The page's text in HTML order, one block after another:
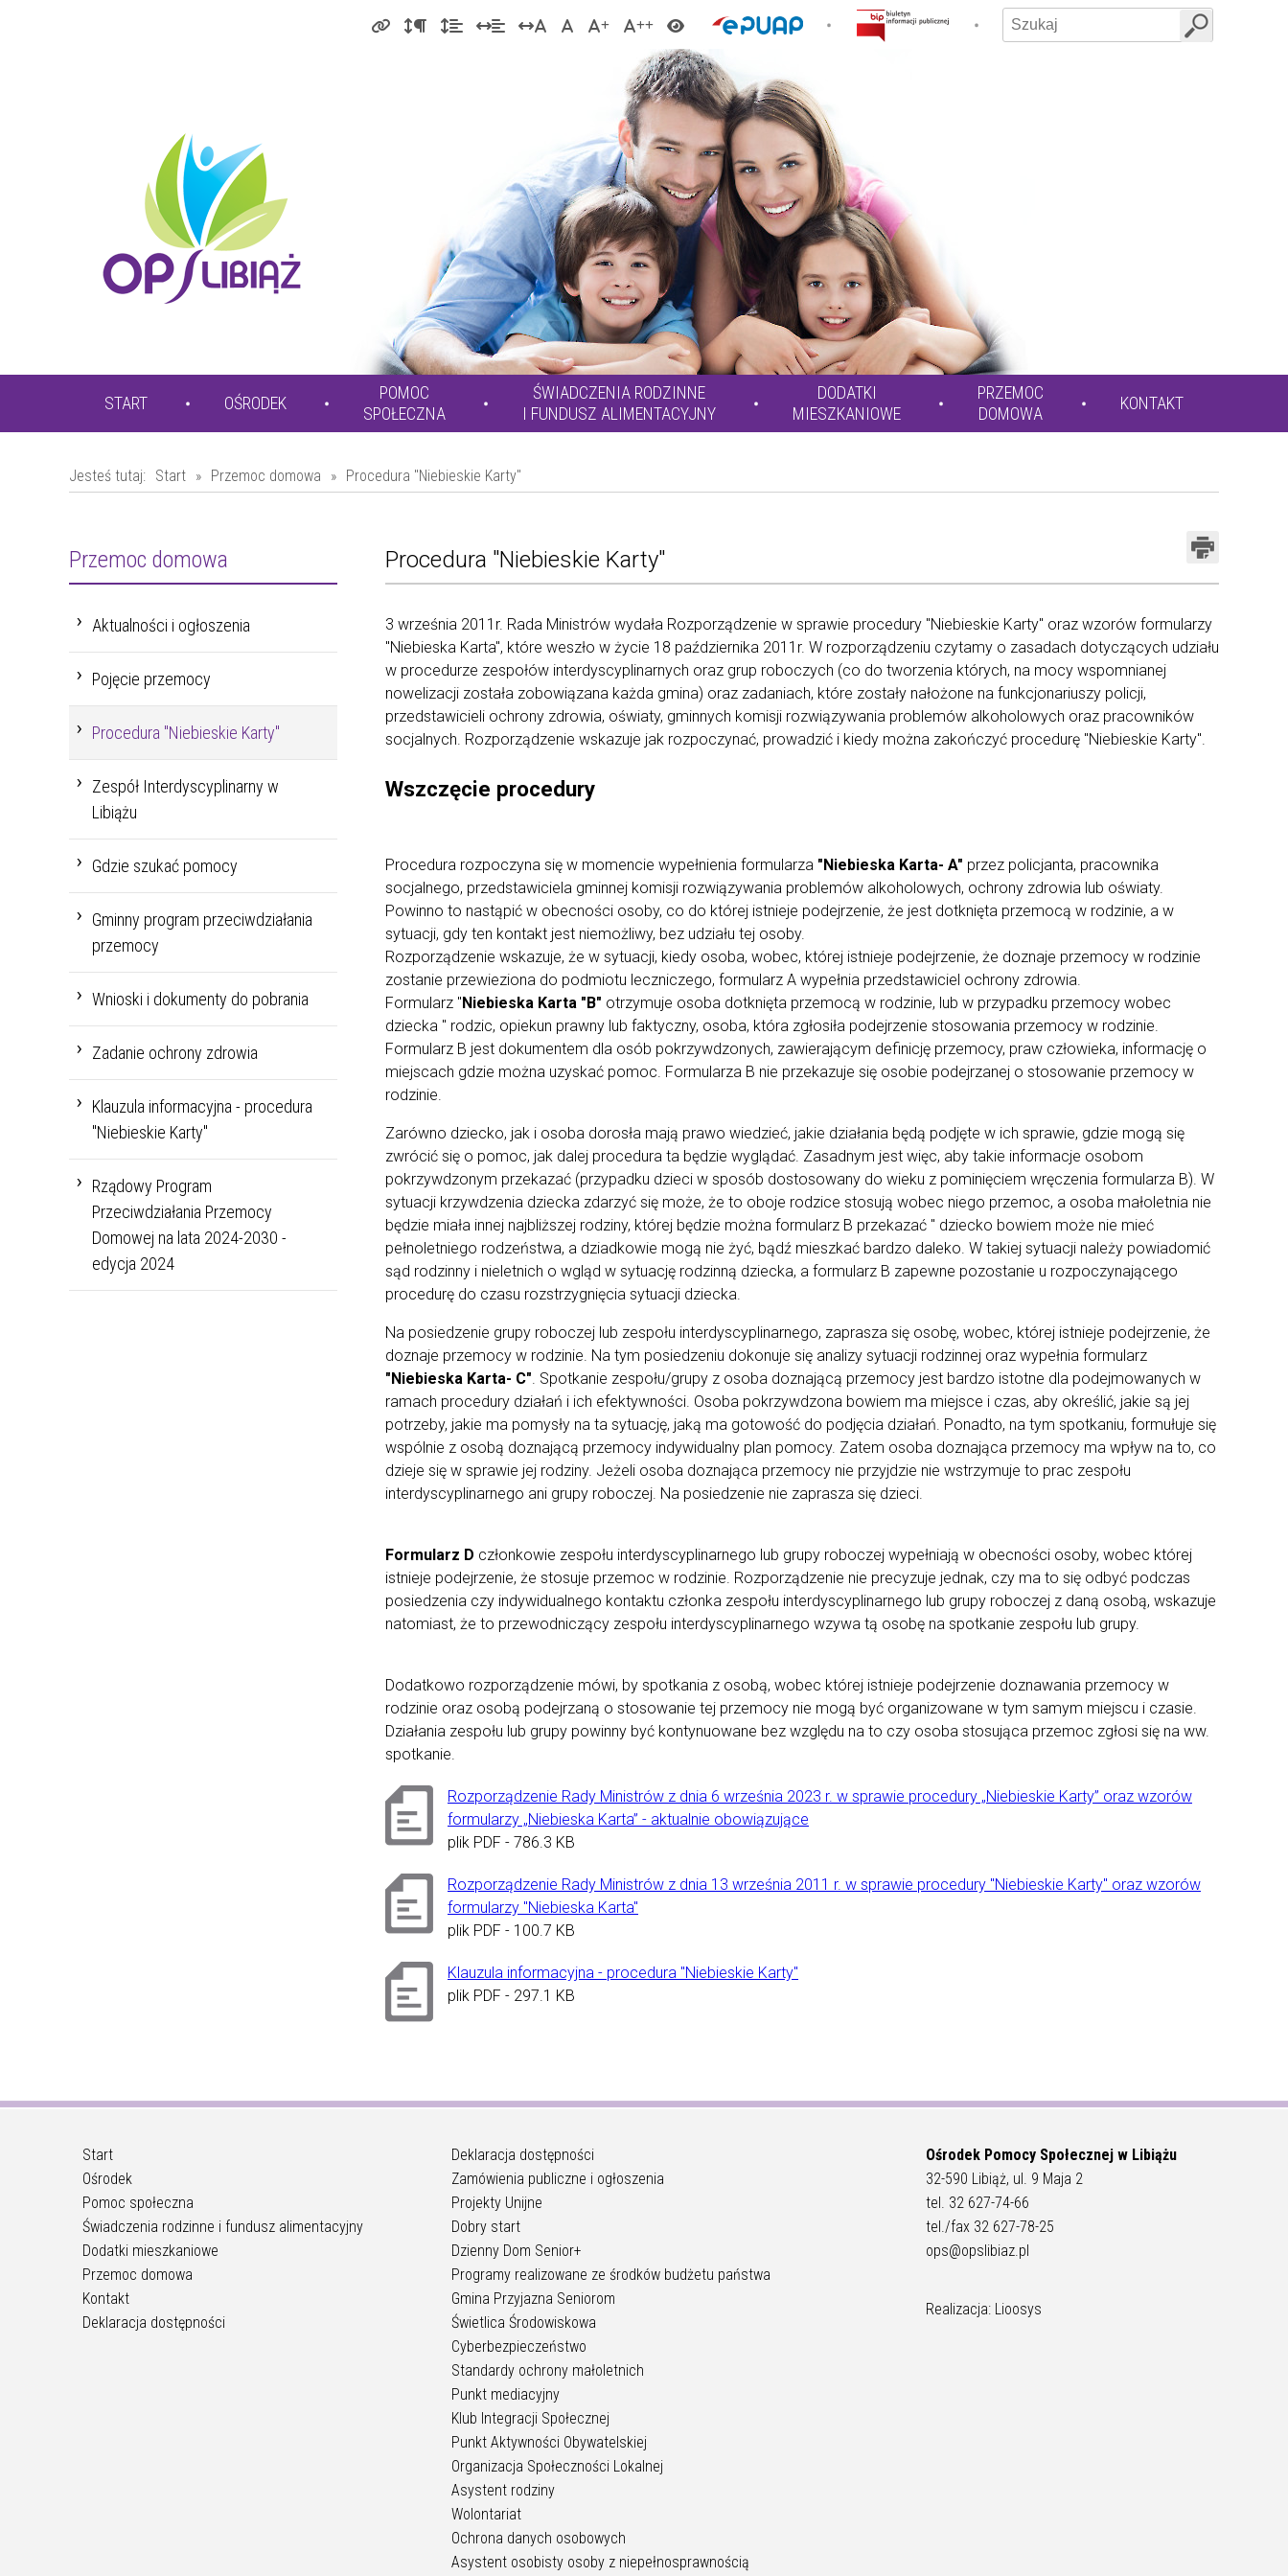
START OŚRODEK
POMOC
SPOŁECZNA
ŚWIADCZENIA RODZINNE
I FUNDUSZ ALIMENTACYJNY
DODATKI
MIESZKANIOWE
PRZEMOC
DOMOWA
KONTAKT
Jesteś tutaj: Start » Przemoc domowa » Procedura "Niebieskie Karty"
Przemoc domowa
Aktualności i ogłoszenia
Pojęcie przemocy
Procedura "Niebieskie Karty"
Zespół Interdyscyplinarny w
Libiążu
Gdzie szukać pomocy
Gminny program przeciwdziałania
przemocy
Wnioski i dokumenty do pobrania
Zadanie ochrony zdrowia
Klauzula informacyjna - procedura
"Niebieskie Karty"
Rządowy Program
Przeciwdziałania Przemocy
Domowej na lata 2024-2030 -
edycja 2024
Procedura "Niebieskie Karty"
3 września 2011r. Rada Ministrów wydała Rozporządzenie w sprawie procedury "Niebieskie Karty" oraz wzorów formularzy
"Niebieska Karta", które weszło w życie 18 października 2011r. W rozporządzeniu czytamy o zasadach dotyczących udziału
w procedurze zespołów interdyscyplinarnych oraz grup roboczych (co do tworzenia których, na mocy wspomnianej
nowelizacji została zobowiązana każda gmina) oraz zadaniach, które zostały nałożone na funkcjonariuszy policji,
przedstawicieli ochrony zdrowia, oświaty, gminnych komisji rozwiązywania problemów alkoholowych oraz pracowników
socjalnych. Rozporządzenie wskazuje jak rozpoczynać, prowadzić i kiedy można zakończyć procedurę "Niebieskie Karty".
Wszczęcie procedury
Procedura rozpoczyna się w momencie wypełnienia formularza "Niebieska Karta- A" przez policjanta, pracownika
socjalnego, przedstawiciela gminnej komisji rozwiązywania problemów alkoholowych, ochrony zdrowia lub oświaty.
Powinno to nastąpić w obecności osoby, co do której istnieje podejrzenie, że jest dotknięta przemocą w rodzinie, a w
sytuacji, gdy ten kontakt jest niemożliwy, bez udziału tej osoby.
Rozporządzenie wskazuje, że w sytuacji, kiedy osoba, wobec, której istnieje podejrzenie, że doznaje przemocy w rodzinie
zostanie przewieziona do podmiotu leczniczego, formularz A wypełnia przedstawiciel ochrony zdrowia.
Formularz "Niebieska Karta "B" otrzymuje osoba dotknięta przemocą w rodzinie, lub w przypadku przemocy wobec
dziecka " rodzic, opiekun prawny lub faktyczny, osoba, która zgłosiła podejrzenie stosowania przemocy w rodzinie.
Formularz B jest dokumentem dla osób pokrzywdzonych, zawierającym definicję przemocy, praw człowieka, informację o
miejscach gdzie można uzyskać pomoc. Formularza B nie przekazuje się osobie podejrzanej o stosowanie przemocy w
rodzinie.
Zarówno dziecko, jak i osoba dorosła mają prawo wiedzieć, jakie działania będą podjęte w ich sprawie, gdzie mogą się
zwrócić się o pomoc, jak dalej procedura ta będzie wyglądać. Zasadnym jest więc, aby takie informacje osobom
pokrzywdzonym przekazać (przypadku dzieci w sposób dostosowany do wieku z pominięciem wręczenia formularza B). W
sytuacji krzywdzenia dziecka zdarzyć się może, że to oboje rodzice stosują wobec niego przemoc, a osoba małoletnia nie
będzie miała innej najbliższej rodziny, której będzie można formularz B przekazać " dziecko bowiem może nie mieć
pełnoletniego rodzeństwa, a dziadkowie mogą nie żyć, bądź mieszkać bardzo daleko. W takiej sytuacji należy powiadomić
sąd rodzinny i nieletnich o wgląd w sytuację rodzinną dziecka, a formularz B zapewne pozostanie u rozpoczynającego
procedurę do czasu rozstrzygnięcia sytuacji dziecka.
Na posiedzenie grupy roboczej lub zespołu interdyscyplinarnego, zaprasza się osobę, wobec, której istnieje podejrzenie, że
doznaje przemocy w rodzinie. Na tym posiedzeniu dokonuje się analizy sytuacji rodzinnej oraz wypełnia formularz
"Niebieska Karta- C" . Spotkanie zespołu/grupy z osoba doznającą przemocy jest bardzo istotne dla podejmowanych w
ramach procedury działań i ich efektywności. Osoba pokrzywdzona bowiem ma miejsce i czas, aby określić, jakie są jej
potrzeby, jakie ma pomysły na ta sytuację, jaką ma gotowość do podjęcia działań. Ponadto, na tym spotkaniu, formułuje się
wspólnie z osobą doznającą przemocy indywidualny plan pomocy. Zatem osoba doznająca przemocy ma wpływ na to, co
dzieje się w sprawie jej rodziny. Jeżeli osoba doznająca przemocy nie przyjdzie nie wstrzymuje to prac zespołu
interdyscyplinarnego ani grupy roboczej. Na posiedzenie nie zaprasza się dzieci.
Formularz D członkowie zespołu interdyscyplinarnego lub grupy roboczej wypełniają w obecności osoby, wobec której
istnieje podejrzenie, że stosuje przemoc w rodzinie. Rozporządzenie nie precyzuje jednak, czy ma to się odbyć podczas
posiedzenia czy indywidualnego kontaktu członka zespołu interdyscyplinarnego lub grupy roboczej z daną osobą, wskazuje
natomiast, że to przewodniczący zespołu interdyscyplinarnego wzywa tą osobę na spotkanie zespołu lub grupy.
Dodatkowo rozporządzenie mówi, by spotkania z osobą, wobec której istnieje podejrzenie doznawania przemocy w
rodzinie oraz osobą podejrzaną o stosowanie tej przemocy nie mogą być organizowane w tym samym miejscu i czasie.
Działania zespołu lub grupy powinny być kontynuowane bez względu na to czy osoba stosująca przemoc zgłosi się na ww.
spotkanie.
Rozporządzenie Rady Ministrów z dnia 6 września 2023 r. w sprawie procedury „Niebieskie Karty” oraz wzorów
formularzy „Niebieska Karta” - aktualnie obowiązujące
plik PDF - 786.3 KB
Rozporządzenie Rady Ministrów z dnia 13 września 2011 r. w sprawie procedury "Niebieskie Karty" oraz wzorów
formularzy "Niebieska Karta"
plik PDF - 100.7 KB
Klauzula informacyjna - procedura "Niebieskie Karty"
plik PDF - 297.1 KB
Start
Ośrodek
Pomoc społeczna
Świadczenia rodzinne i fundusz alimentacyjny
Dodatki mieszkaniowe
Przemoc domowa
Kontakt
Deklaracja dostępności
Deklaracja dostępności
Zamówienia publiczne i ogłoszenia
Projekty Unijne
Dobry start
Dzienny Dom Senior+
Programy realizowane ze środków budżetu państwa
Gmina Przyjazna Seniorom
Świetlica Środowiskowa
Cyberbezpieczeństwo
Standardy ochrony małoletnich
Punkt mediacyjny
Klub Integracji Społecznej
Punkt Aktywności Obywatelskiej
Organizacja Społeczności Lokalnej
Asystent rodziny
Wolontariat
Ochrona danych osobowych
Asystent osobisty osoby z niepełnosprawnością
Ośrodek Pomocy Społecznej w Libiążu
32-590 Libiąż, ul. 9 Maja 2
tel. 32 627-74-66
tel./fax 32 627-78-25
ops@opslibiaz.pl
Realizacja: Lioosys